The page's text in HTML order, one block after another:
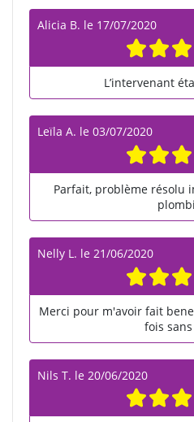
Alicia B. le 17/07/2020
L’intervenant
Leïla A. le 03/07/2020
Parfait, problème résolu
Nelly L. le 21/06/2020
Merci pour m'avoir fait
fois
Nils T. le 20/06/2020